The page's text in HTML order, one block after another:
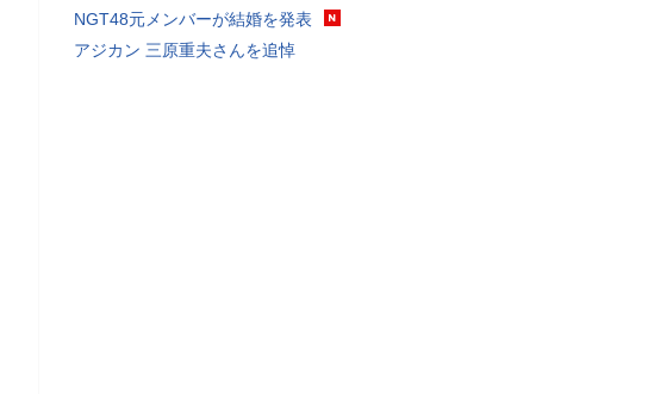
NGT48元メンバーが結婚を発表
アジカン 三原重夫さんを追悼